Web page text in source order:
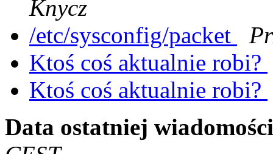
Knycz
/etc/sysconfig/packet
Ktoś coś aktualnie robi?
Ktoś coś aktualnie robi?
Data ostatniej